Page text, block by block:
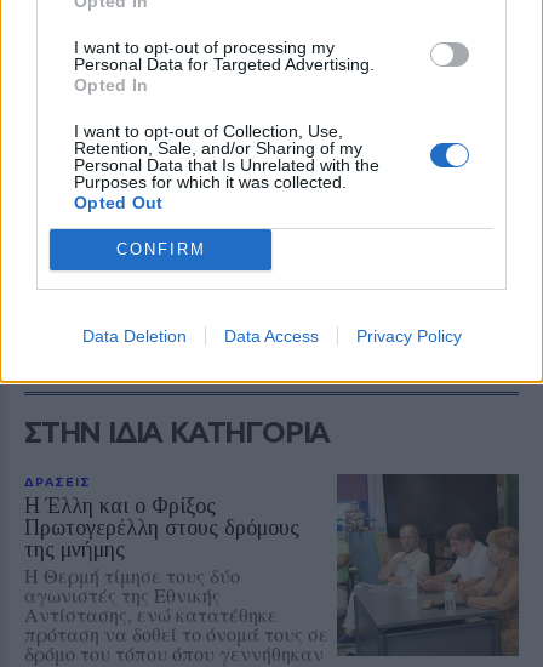
I want to opt-out of processing my
Personal Data for Targeted Advertising.
Opted In
I want to opt-out of Collection, Use,
Retention, Sale, and/or Sharing of my
Personal Data that Is Unrelated with the
Purposes for which it was collected.
Opted Out
CONFIRM
Data Deletion Data Access Privacy Policy
Με τη νέα τους παρέμβαση, οι πρώην
συμβασιούχοι κλιμακώνουν την πίεση προς την
πολιτική ηγεσία του Υπουργείου Μετανάστευσης
πρωτοβουλίες για την επίλυση του ζητήματος που
αφορά την εργασιακή τους αποκατάσταση.
Δείτε περισσότερα άρθρα μας στα αποτελέσματα
αναζήτησης
ΣΤΗΝ ΙΔΙΑ ΚΑΤΗΓΟΡΙΑ
ΔΡΑΣΕΙΣ
Η Έλλη και ο Φρίξος
Πρωτογερέλλη στους δρόμους
της μνήμης
Η Θερμή τίμησε τους δύο
αγωνιστές της Εθνικής
Αντίστασης, ενώ κατατέθηκε
πρόταση να δοθεί το όνομά τους σε
δρόμο του τόπου όπου γεννήθηκαν